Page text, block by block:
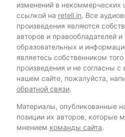
изменений в некоммерческих
ссылкой на retell.in. Все
произведения являются
авторов и правообладателей
образовательных и
являетесь собственником
произведения и не согласны
нашем сайте, пожалуйста,
обратной связи.
Материалы, опубликованные
позиции их авторов, которые
мнением команды сайта.